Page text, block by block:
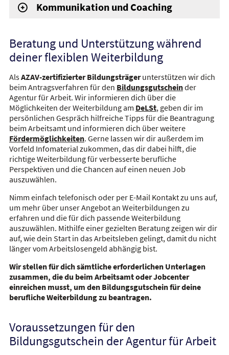
Kommunikation und Coaching
Beratung und Unterstützung während
deiner flexiblen Weiterbildung
AlsAZAV-zertifizierter Bildungsträgerunterstützen wir dich
beim Antragsverfahren für den Bildungsgutscheinder
Agentur für Arbeit. Wir informieren dich über die
Möglichkeiten der Weiterbildung am DeLSt, geben dir im
persönlichen Gespräch hilfreiche Tipps für die Beantragung
beim Arbeitsamt und informieren dich über weitere
Fördermöglichkeiten. Gerne lassen wir dir außerdem im
Vorfeld Infomaterial zukommen, das dir dabei hilft, die
richtige Weiterbildung für verbesserte berufliche
Perspektiven und die Chancen auf einen neuen Job
auszuwählen.
Nimm einfach telefonisch oder per E-Mail Kontakt zu uns auf,
um mehr über unser Angebot an Weiterbildungen zu
erfahren und die für dich passende Weiterbildung
auszuwählen. Mithilfe einer gezielten Beratung zeigen wir dir
auf, wie dein Start in das Arbeitsleben gelingt, damit du nicht
länger vom Arbeitslosengeld abhängig bist.
Wir stellen für dich sämtliche erforderlichen Unterlagen
zusammen, die du beim Arbeitsamt oder Jobcenter
einreichen musst, um den Bildungsgutschein für deine
berufliche Weiterbildung zu beantragen.
Voraussetzungen für den
Bildungsgutschein der Agentur für Arbeit